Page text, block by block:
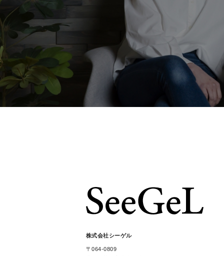
株式会社シーゲル
〒064-0809